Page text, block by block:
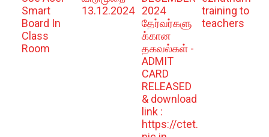
Smart
Board In
Class
Room
13.12.2024
2024
தேர்வர்களு
க்கான
தகவல்கள் -
ADMIT
CARD
RELEASED
& download
link :
https://ctet.
training to
teachers